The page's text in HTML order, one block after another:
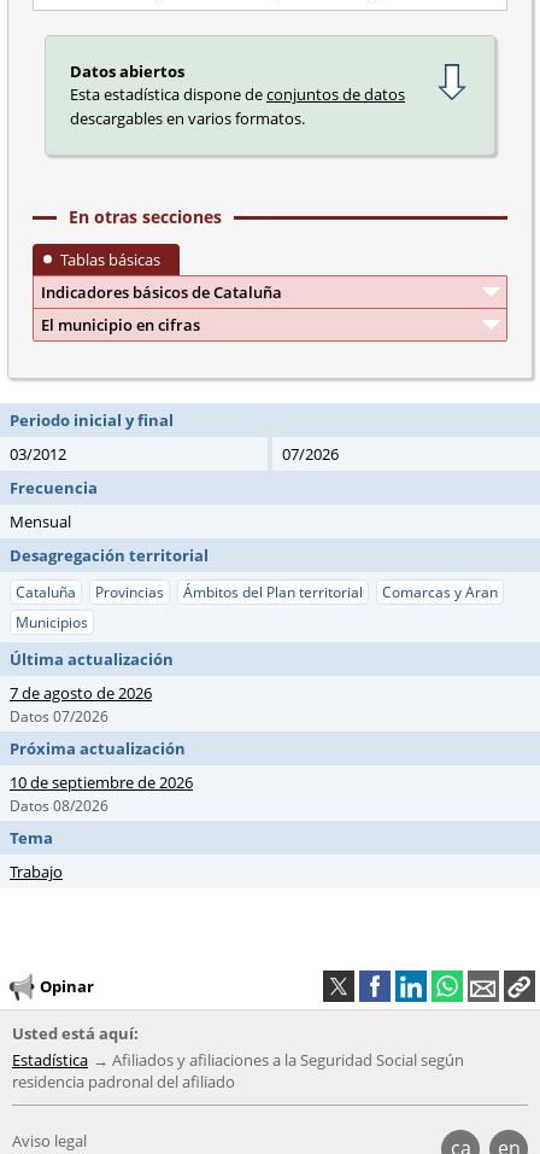
Datos abiertos
Esta estadística dispone deconjuntos de datos
descargables en varios formatos.
En otras secciones
Tablas básicas
Indicadores básicos de Cataluña
El municipio en cifras
Periodo inicial y final
03/2012
07/2026
Frecuencia
Mensual
Desagregación territorial
Cataluña Provincias Ámbitos del Plan territorial
Comarcas y Aran
Municipios
Última actualización
7 de agosto de 2026
Datos 07/2026
Próxima actualización
10 de septiembre de 2026
Datos 08/2026
Tema
Trabajo
Opinar
Usted está aquí:
Estadística
Afiliados y afiliaciones a la Seguridad Social según
residencia padronal del afiliado
ca en
Aviso legal